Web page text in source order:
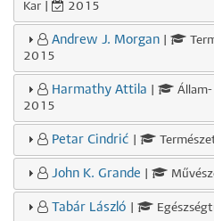
Kar |
2015
Andrew J. Morgan
2015
Harmathy Attila
Állam-
2015
Petar Cindrić
John K. Grande
Tabár László